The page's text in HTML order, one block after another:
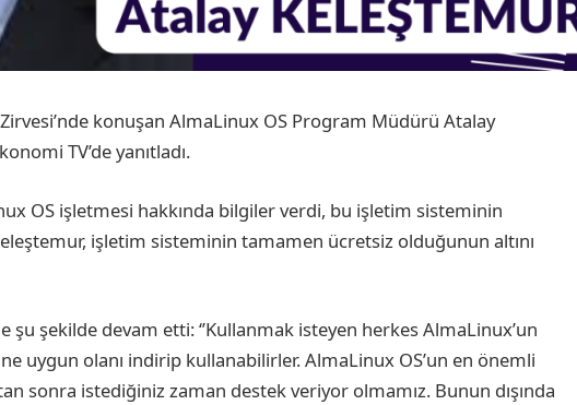
konuşan AlmaLinux OS Program Müdürü Atalay
TV’de yanıtladı.
OS işletmesi hakkında bilgiler verdi, bu işletim sisteminin
işletim sisteminin tamamen ücretsiz olduğunun altını
şekilde devam etti: ‘’Kullanmak isteyen herkes AlmaLinux’un
uygun olanı indirip kullanabilirler. AlmaLinux OS’un en önemli
sonra istediğiniz zaman destek veriyor olmamız. Bunun dışında